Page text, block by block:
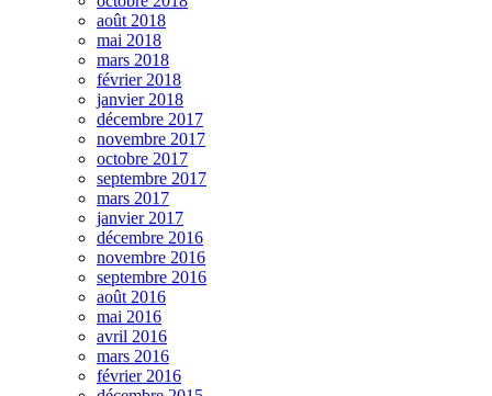
août 2018
mai 2018
mars 2018
février 2018
janvier 2018
décembre 2017
novembre 2017
octobre 2017
septembre 2017
mars 2017
janvier 2017
décembre 2016
novembre 2016
septembre 2016
août 2016
mai 2016
avril 2016
mars 2016
février 2016